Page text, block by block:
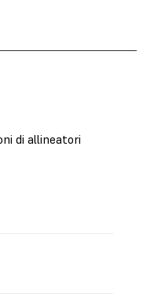
di allineatori